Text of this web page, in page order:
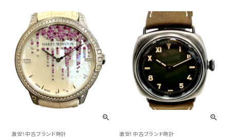
激安！中古ブランド時計 激安！中古ブランド時計